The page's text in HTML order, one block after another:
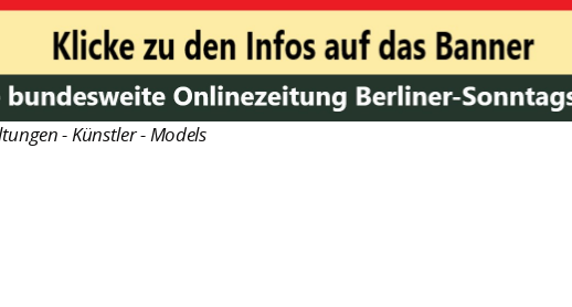
- Künstler - Models